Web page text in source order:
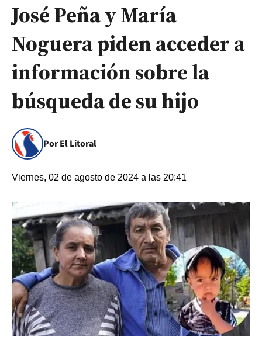
José Peña y María
Noguera piden acceder a
información sobre la
búsqueda de su hijo
Por El Litoral
Viernes, 02 de agosto de 2024 a las 20:41